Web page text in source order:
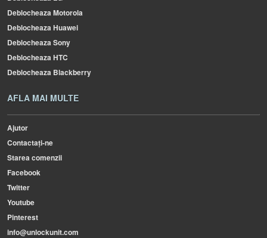
Deblocheaza Motorola
Deblocheaza Huawei
Deblocheaza Sony
Deblocheaza HTC
Deblocheaza Blackberry
AFLA MAI MULTE
Ajutor
Contactați-ne
Starea comenzii
Facebook
Twitter
Youtube
Pinterest
info@unlockunit.com